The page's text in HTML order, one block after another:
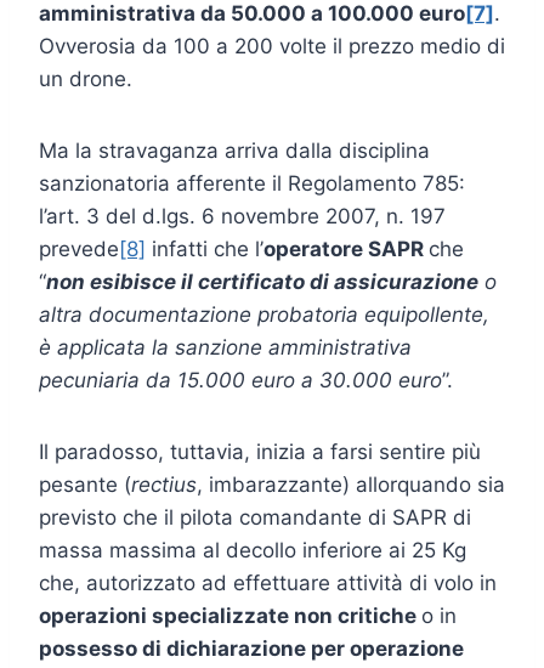
amministrativa da 50.000 a 100.000 euro[7].
Ovverosia da 100 a 200 volte il prezzo medio di
un drone.
Ma la stravaganza arriva dalla disciplina
sanzionatoria afferente il Regolamento 785:
l’art. 3 del d.lgs. 6 novembre 2007, n. 197
prevede [8] infatti che l’operatore SAPR che
“non esibisce il certificato di assicurazione o
altra documentazione probatoria equipollente,
è applicata la sanzione amministrativa
pecuniaria da 15.000 euro a 30.000 euro”.
Il paradosso, tuttavia, inizia a farsi sentire più
pesante (rectius, imbarazzante) allorquando sia
previsto che il pilota comandante di SAPR di
massa massima al decollo inferiore ai 25 Kg
che, autorizzato ad effettuare attività di volo in
operazioni specializzate non critiche o in
possesso di dichiarazione per operazione